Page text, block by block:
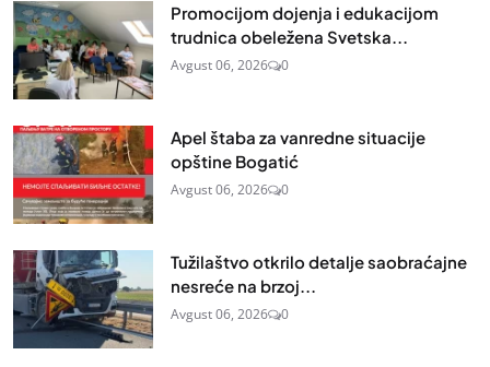
Promocijom dojenja i edukacijom
trudnica obeležena Svetska...
Avgust 06, 2026 0
Apel štaba za vanredne situacije
opštine Bogatić
Avgust 06, 2026 0
Tužilaštvo otkrilo detalje saobraćajne
nesreće na brzoj...
Avgust 06, 2026 0